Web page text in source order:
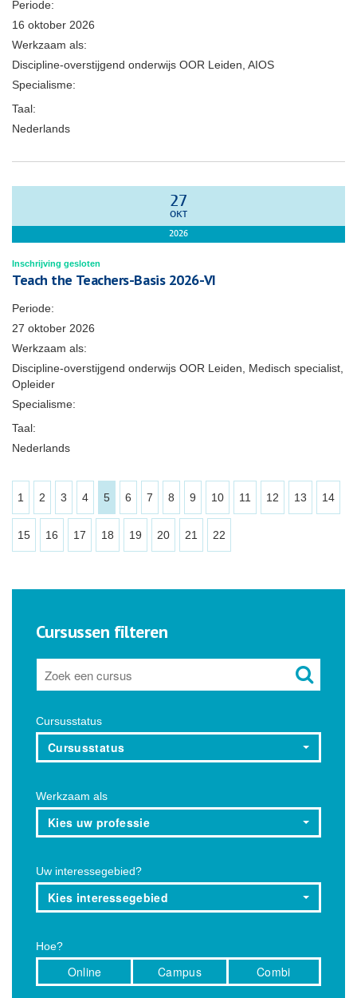
Periode:
16 oktober 2026
Werkzaam als:
Discipline-overstijgend onderwijs OOR Leiden, AIOS
Specialisme:
Taal:
Nederlands
27
OKT
2026
Inschrijving gesloten
Teach the Teachers-Basis 2026-VI
Periode:
27 oktober 2026
Werkzaam als:
Discipline-overstijgend onderwijs OOR Leiden, Medisch specialist,
Opleider
Specialisme:
Taal:
Nederlands
1 2 3 4 5 6 7 8 9 10 11 12 13 14
15 16 17 18 19 20 21 22
Cursussen filteren
Cursusstatus
Cursusstatus
Werkzaam als
Kies uw professie
Uw interessegebied?
Kies interessegebied
Hoe?
Online Campus Combi